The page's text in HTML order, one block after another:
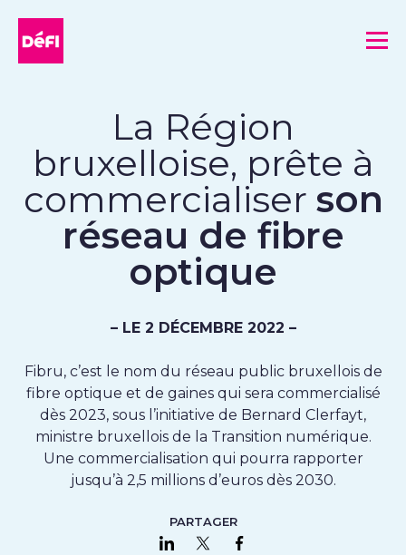
La Région
bruxelloise, prête à
commercialiser son
réseau de fibre
optique
– LE 2 DÉCEMBRE 2022 –
Fibru, c’est le nom du réseau public bruxellois de
fibre optique et de gaines qui sera commercialisé
dès 2023, sous l’initiative de Bernard Clerfayt,
ministre bruxellois de la Transition numérique.
Une commercialisation qui pourra rapporter
jusqu’à 2,5 millions d’euros dès 2030.
PARTAGER
Partager sur LinkedIn
Partager sur Twitter